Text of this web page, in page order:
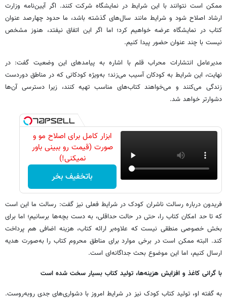
ممکن است نتوانند با این شرایط در نمایشگاه شرکت کنند. اگر آیین‌نامه وزارت
ارشاد اصلاح شود و شرایط مانند سال‌های گذشته باشد، ما حدود چهارصد عنوان
کتاب در نمایشگاه عرضه خواهیم کرد؛ اما اگر این اتفاق نیفتد، هنوز مشخص
نیست با چند عنوان حضور پیدا کنیم.
مدیرعامل انتشارات محراب قلم با اشاره به پیامدهای این وضعیت گفت: در
نهایت، این شرایط به کودکان آسیب می‌زند؛ به‌ویژه کودکانی که در مناطق دوردست
زندگی می‌کنند و می‌خواهند کتاب‌های مناسب تهیه کنند، زیرا دسترسی آن‌ها
دشوارتر خواهد شد.
ابزار کامل برای اصلاح مو و
صورت (قیمت رو ببینی باور
نمیکنی!)
باتخفیف بخر
فریدون درباره رسالت ناشران کودک در شرایط فعلی نیز گفت: رسالت ما این است
که تا حد امکان کتاب را، حتی در حالت حداقلی، به دست بچه‌ها برسانیم؛ اما برای
بخش خصوصی منطقی نیست که علاوه‌بر ارائه کتاب، هزینه اضافی هم پرداخت
کند. البته ممکن است در برخی موارد برای مناطق محروم کتاب را به‌صورت هدیه
ارسال کنیم، اما این موضوع بحث جداگانه‌ای است.
با گرانی کاغذ و افزایش هزینه‌ها، تولید کتاب بسیار سخت شده است
به گفته او، تولید کتاب کودک نیز در شرایط امروز با دشواری‌های جدی روبه‌روست.